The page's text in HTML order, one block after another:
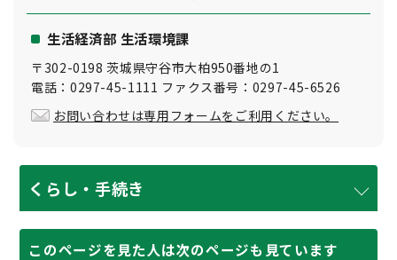
生活経済部 生活環境課
〒302-0198 茨城県守谷市大柏950番地の1
電話：0297-45-1111 ファクス番号：0297-45-6526
お問い合わせは専用フォームをご利用ください。
くらし・手続き
このページを見た人は次のページも見ています